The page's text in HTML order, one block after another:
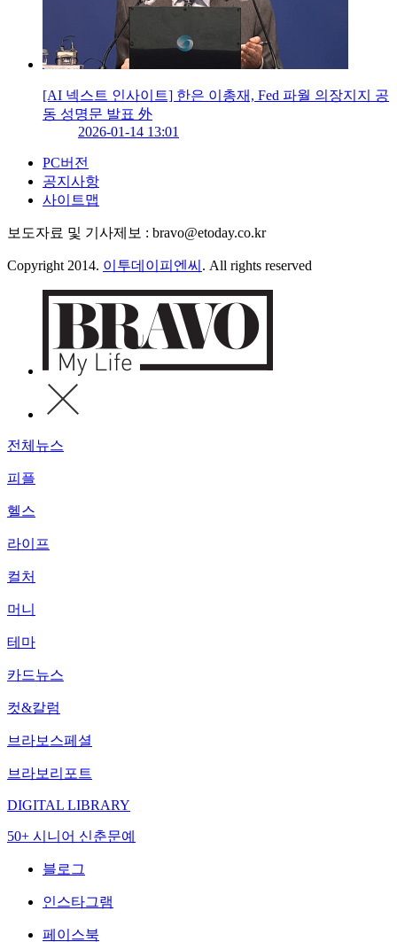
[AI 넥스트 인사이트] 한은 이총재, Fed 파월 의장지지 공
동 성명문 발표 外
2026-01-14 13:01
PC버전
공지사항
사이트맵
보도자료 및 기사제보 : bravo@etoday.co.kr
Copyright 2014. 이투데이피엔씨 . All rights reserved
전체뉴스
피플
헬스
라이프
컬처
머니
테마
카드뉴스
컷&칼럼
브라보스페셜
브라보리포트
DIGITAL LIBRARY
50+ 시니어 신춘문예
블로그
인스타그램
페이스북